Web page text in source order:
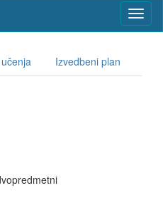
Izvedbeni plan